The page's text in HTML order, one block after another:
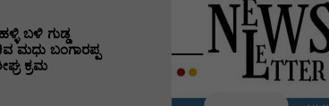
ಬಳಿ ಗುಡ್ಡ
ಮಧು ಬಂಗಾರಪ್ಪ
ಕ್ರಮ